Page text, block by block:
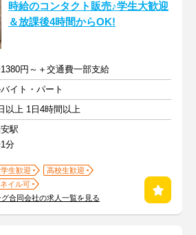
時給のコンタクト販売♪学生大歓迎
＆放課後4時間からOK!
円～＋交通費一部支給
イト・パート
以上 1日4時間以上
駅
分
生歓迎
高校生歓迎
ネイル可
合同会社の求人一覧を見る